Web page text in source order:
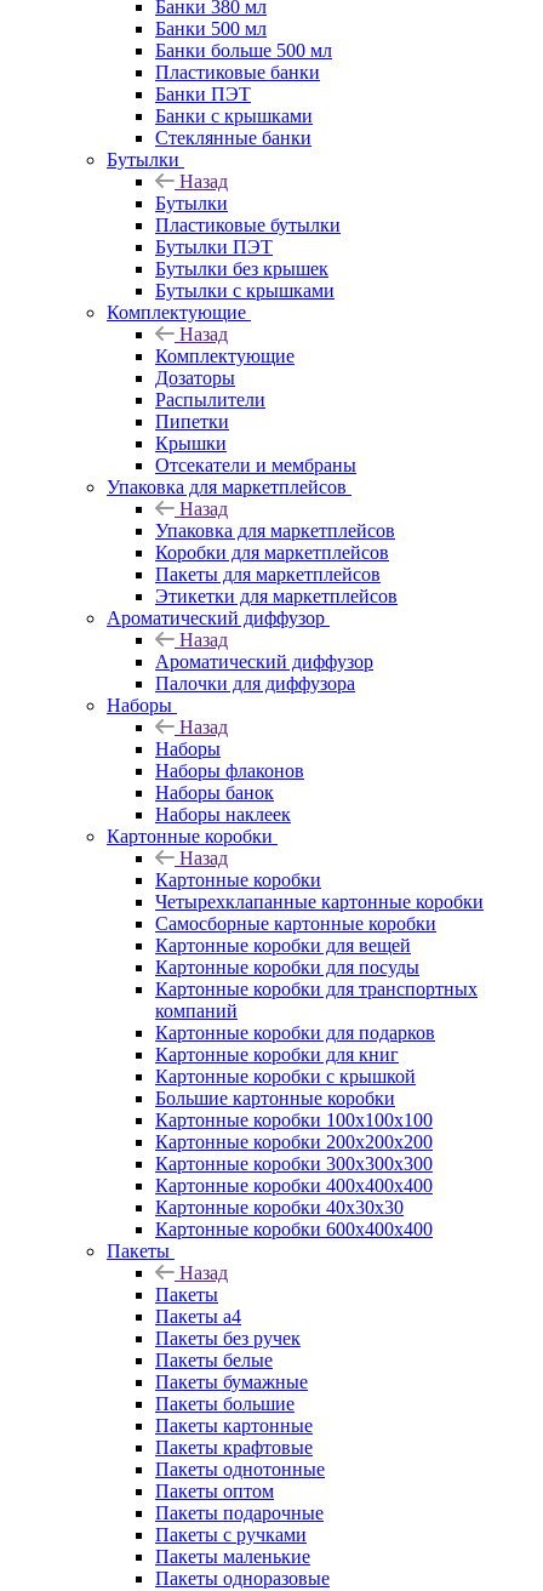
Банки 380 мл
Банки 500 мл
Банки больше 500 мл
Пластиковые банки
Банки ПЭТ
Банки с крышками
Стеклянные банки
Бутылки
Назад
Бутылки
Пластиковые бутылки
Бутылки ПЭТ
Бутылки без крышек
Бутылки с крышками
Комплектующие
Назад
Комплектующие
Дозаторы
Распылители
Пипетки
Крышки
Отсекатели и мембраны
Упаковка для маркетплейсов
Назад
Упаковка для маркетплейсов
Коробки для маркетплейсов
Пакеты для маркетплейсов
Этикетки для маркетплейсов
Ароматический диффузор
Назад
Ароматический диффузор
Палочки для диффузора
Наборы
Назад
Наборы
Наборы флаконов
Наборы банок
Наборы наклеек
Картонные коробки
Назад
Картонные коробки
Четырехклапанные картонные коробки
Самосборные картонные коробки
Картонные коробки для вещей
Картонные коробки для посуды
Картонные коробки для транспортных
компаний
Картонные коробки для подарков
Картонные коробки для книг
Картонные коробки с крышкой
Большие картонные коробки
Картонные коробки 100x100x100
Картонные коробки 200x200x200
Картонные коробки 300x300x300
Картонные коробки 400x400x400
Картонные коробки 40x30x30
Картонные коробки 600x400x400
Пакеты
Назад
Пакеты
Пакеты а4
Пакеты без ручек
Пакеты белые
Пакеты бумажные
Пакеты большие
Пакеты картонные
Пакеты крафтовые
Пакеты однотонные
Пакеты оптом
Пакеты подарочные
Пакеты с ручками
Пакеты маленькие
Пакеты одноразовые